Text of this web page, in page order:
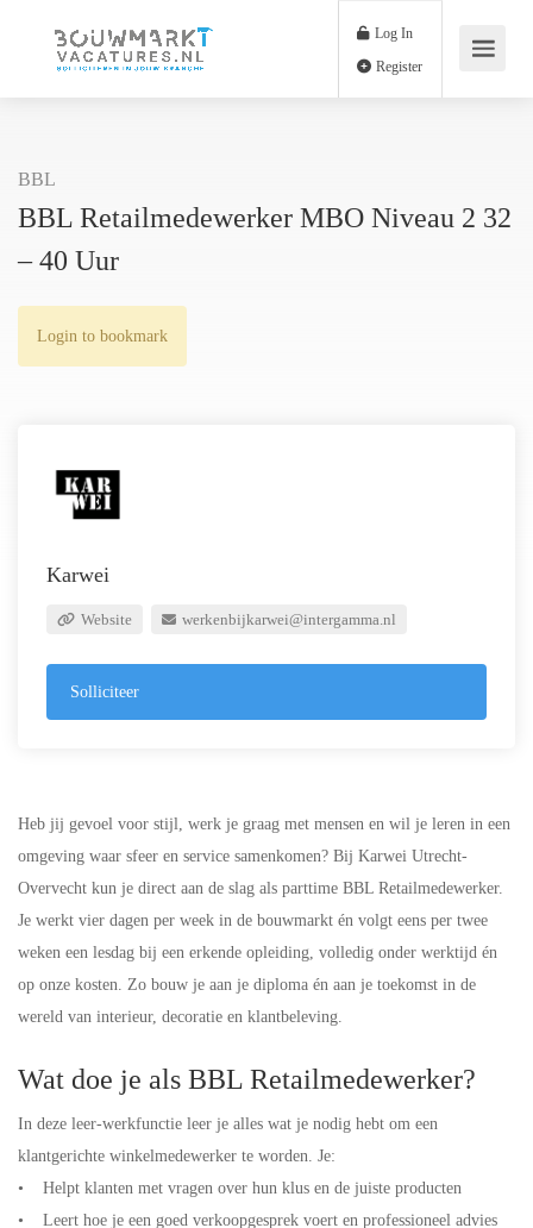
Log In
BBL
BBL Retailmedewerker MBO Niveau 2 32
– 40 Uur
Login to bookmark
Karwei
Website werkenbijkarwei@intergamma.nl
Solliciteer
Heb jij gevoel voor stijl, werk je graag met mensen en wil je leren in een
omgeving waar sfeer en service samenkomen? Bij Karwei Utrecht-
Overvecht kun je direct aan de slag als parttime BBL Retailmedewerker.
Je werkt vier dagen per week in de bouwmarkt én volgt eens per twee
weken een lesdag bij een erkende opleiding, volledig onder werktijd én
op onze kosten. Zo bouw je aan je diploma én aan je toekomst in de
wereld van interieur, decoratie en klantbeleving.
Wat doe je als BBL Retailmedewerker?
In deze leer-werkfunctie leer je alles wat je nodig hebt om een
klantgerichte winkelmedewerker te worden. Je:
• Helpt klanten met vragen over hun klus en de juiste producten
• Leert hoe je een goed verkoopgesprek voert en professioneel advies